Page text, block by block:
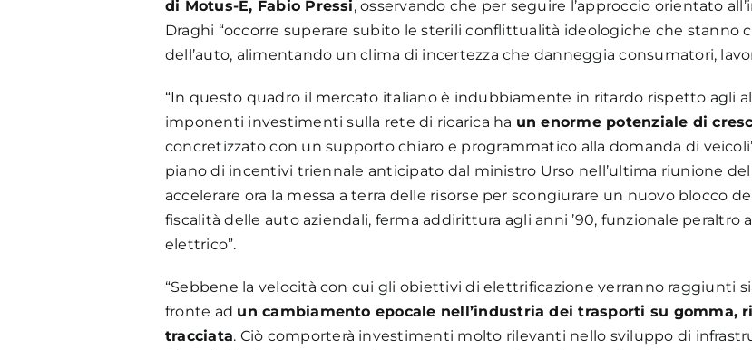
di Motus-E, Fabio Pressi, osservando che per seguire l’approccio orientato
Draghi “occorre superare subito le sterili conflittualità ideologiche che
dell’auto, alimentando un clima di incertezza che danneggia consumatori,
“In questo quadro il mercato italiano è indubbiamente in ritardo rispetto agli
imponenti investimenti sulla rete di ricarica ha un enorme potenziale di
concretizzato con un supporto chiaro e programmatico alla domanda di
piano di incentivi triennale anticipato dal ministro Urso nell’ultima riunione
accelerare ora la messa a terra delle risorse per scongiurare un nuovo blocco
fiscalità delle auto aziendali, ferma addirittura agli anni ’90, funzionale peraltro
elettrico”.
“Sebbene la velocità con cui gli obiettivi di elettrificazione verranno raggiunti
fronte ad un cambiamento epocale nell’industria dei trasporti su gomma,
tracciata. Ciò comporterà investimenti molto rilevanti nello sviluppo di